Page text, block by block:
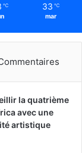
℃ 33 ℃
mar
la quatrième
avec une
artistique